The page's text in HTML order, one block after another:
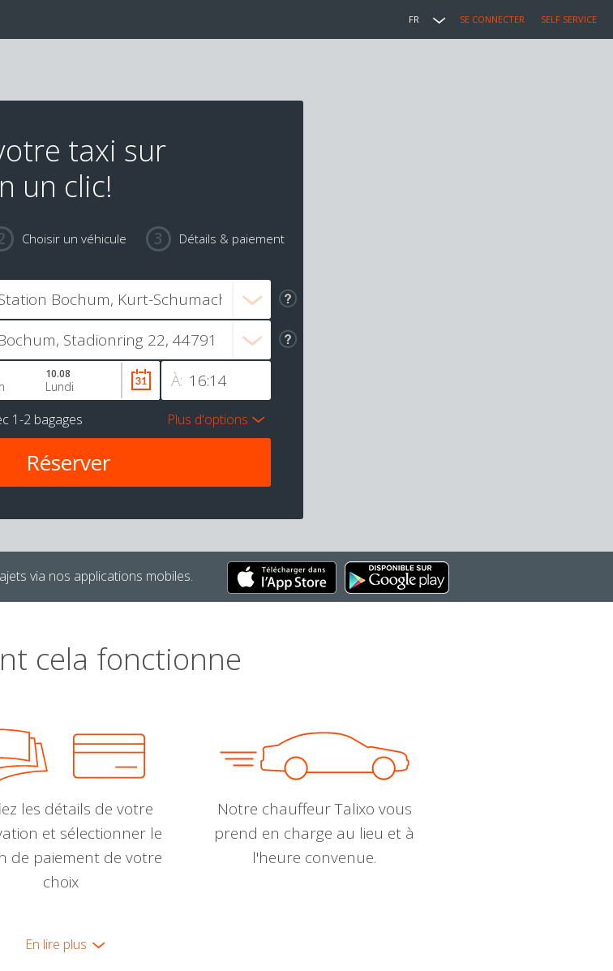
FR SE CONNECTER SELF SERVICE
taxi sur
un clic!
Choisir un véhicule Détails & paiement
À:
10.08
Lundi
1-2 bagages Plus d'options
via nos applications mobiles.
cela fonctionne
les détails de votre
et sélectionner le
de paiement de votre
choix
Notre chauffeur Talixo vous
prend en charge au lieu et à
l'heure convenue.
En lire plus